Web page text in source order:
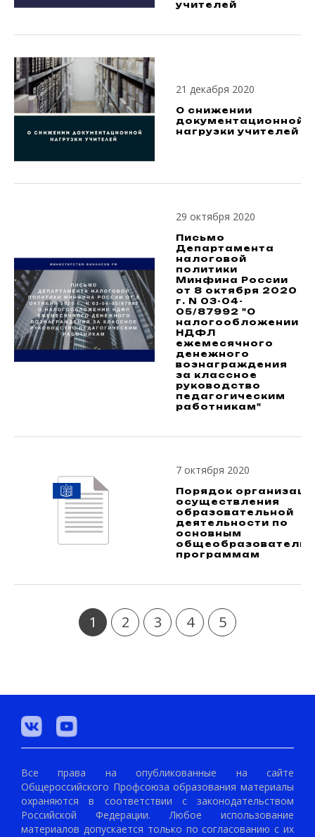
учителей
21 декабря 2020
О снижении
документационной
нагрузки учителей
29 октября 2020
Письмо
Департамента
налоговой
политики
Минфина России
от 8 октября 2020
г. N 03-04-
05/87992 "О
налогообложении
НДФЛ
ежемесячного
денежного
вознаграждения
за классное
руководство
педагогическим
работникам"
7 октября 2020
Порядок
осуществления
образовательной
деятельности по
основным
программам
1 2 3 4 5
Все права на опубликованные на сайте
Общероссийского Профсоюза образования материалы
охраняются в соответствии с законодательством
Российской Федерации. Любое использование
материалов допускается только по согласованию с их